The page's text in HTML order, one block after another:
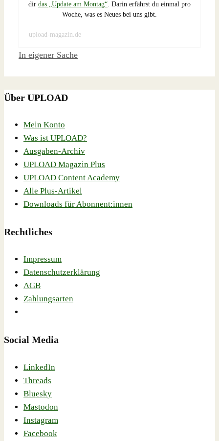
dir das „Update am Montag“. Darin erfährst du einmal pro
Woche, was es Neues bei uns gibt.
upload-magazin.de
Schlagwörter
In eigener Sache
Über UPLOAD
Mein Konto
Was ist UPLOAD?
Ausgaben-Archiv
UPLOAD Magazin Plus
UPLOAD Content Academy
Alle Plus-Artikel
Downloads für Abonnent:innen
Rechtliches
Impressum
Datenschutzerklärung
AGB
Zahlungsarten
Social Media
LinkedIn
Threads
Bluesky
Mastodon
Instagram
Facebook